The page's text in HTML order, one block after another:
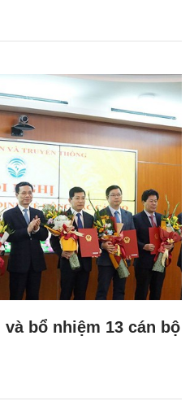
và bổ nhiệm 13 cán bộ